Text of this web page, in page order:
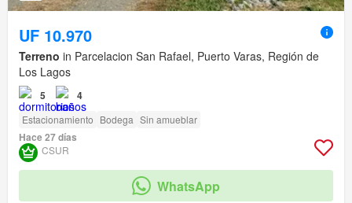
UF 10.970
Terreno in Parcelacion San Rafael, Puerto Varas, Región de
Los Lagos
5 4
Estacionamiento Bodega Sin amueblar
Hace 27 días
CSUR
WhatsApp